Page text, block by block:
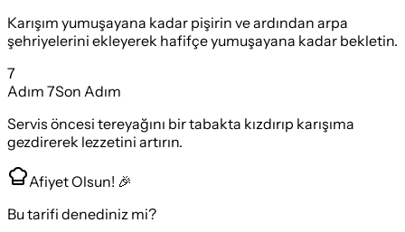
Karışım yumuşayana kadar pişirin ve ardından arpa
şehriyelerini ekleyerek hafifçe yumuşayana kadar bekletin.
7
Adım 7Son Adım
Servis öncesi tereyağını bir tabakta kızdırıp karışıma
gezdirerek lezzetini artırın.
Afiyet Olsun! 🎉
Bu tarifi denediniz mi?